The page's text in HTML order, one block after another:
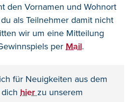
den Vornamen und Wohnort
als Teilnehmer damit nicht
wir um eine Mitteilung
per Mail.
für Neuigkeiten aus dem
hier zu unserem